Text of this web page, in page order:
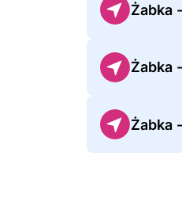
Żabka
Żabka
Żabka